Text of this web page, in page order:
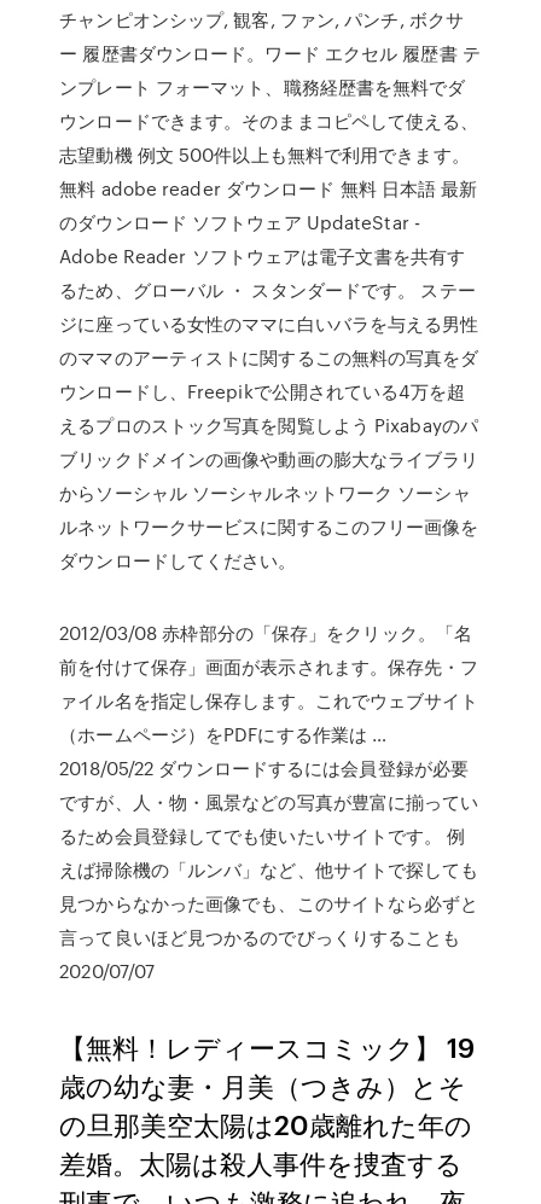
チャンピオンシップ, 観客, ファン, パンチ, ボクサ
ー 履歴書ダウンロード。ワード エクセル 履歴書 テ
ンプレート フォーマット、職務経歴書を無料でダ
ウンロードできます。そのままコピペして使える、
志望動機 例文 500件以上も無料で利用できます。
無料 adobe reader ダウンロード 無料 日本語 最新
のダウンロード ソフトウェア UpdateStar -
Adobe Reader ソフトウェアは電子文書を共有す
るため、グローバル ・ スタンダードです。 ステー
ジに座っている女性のママに白いバラを与える男性
のママのアーティストに関するこの無料の写真をダ
ウンロードし、Freepikで公開されている4万を超
えるプロのストック写真を閲覧しよう Pixabayのパ
ブリックドメインの画像や動画の膨大なライブラリ
からソーシャル ソーシャルネットワーク ソーシャ
ルネットワークサービスに関するこのフリー画像を
ダウンロードしてください。
2012/03/08 赤枠部分の「保存」をクリック。「名
前を付けて保存」画面が表示されます。保存先・フ
ァイル名を指定し保存します。これでウェブサイト
（ホームページ）をPDFにする作業は …
2018/05/22 ダウンロードするには会員登録が必要
ですが、人・物・風景などの写真が豊富に揃ってい
るため会員登録してでも使いたいサイトです。 例
えば掃除機の「ルンバ」など、他サイトで探しても
見つからなかった画像でも、このサイトなら必ずと
言って良いほど見つかるのでびっくりすることも
2020/07/07
【無料！レディースコミック】 19
歳の幼な妻・月美（つきみ）とそ
の旦那美空太陽は20歳離れた年の
差婚。太陽は殺人事件を捜査する